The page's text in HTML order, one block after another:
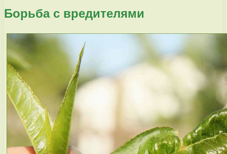
Борьба с вредителями